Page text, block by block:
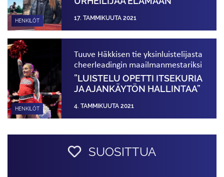
HENKILÖT 17. TAMMIKUUTA 2021
HENKILÖT
Tuuve Häkkisen tie yksinluistelijasta
cheerleadingin maailmanmestariksi
”LUISTELU OPETTI ITSEKURIA
JA AJANKÄYTÖN HALLINTAA”
4. TAMMIKUUTA 2021
SUOSITTUA